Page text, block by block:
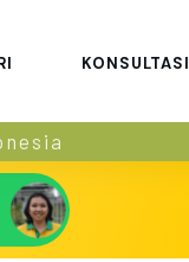
KONSULTASI